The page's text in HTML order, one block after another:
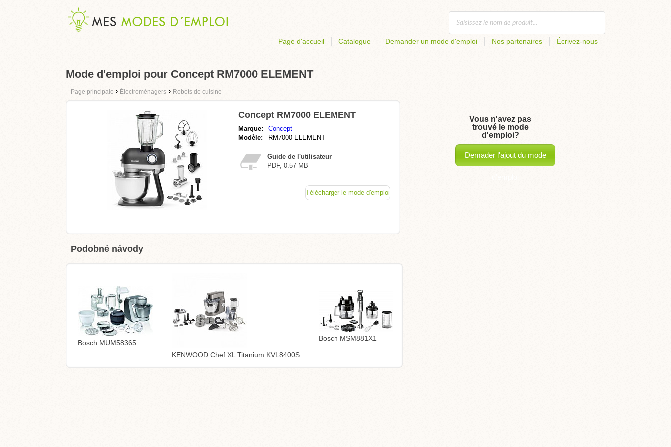
Page d'accueil Catalogue Demander un mode d'emploi Nos partenaires Écrivez-nous
Mode d'emploi pour Concept RM7000 ELEMENT
Page principale › Électroménagers › Robots de cuisine
Concept RM7000 ELEMENT
Marque:
Concept
Modèle:
RM7000 ELEMENT
Guide de l'utilisateur
PDF, 0.57 MB
Télécharger le mode d'emploi
Podobné návody
Bosch MUM58365
KENWOOD Chef XL Titanium KVL8400S
Bosch MSM881X1
Vous n'avez pas
trouvé le mode
d'emploi?
Demader l'ajout du mode